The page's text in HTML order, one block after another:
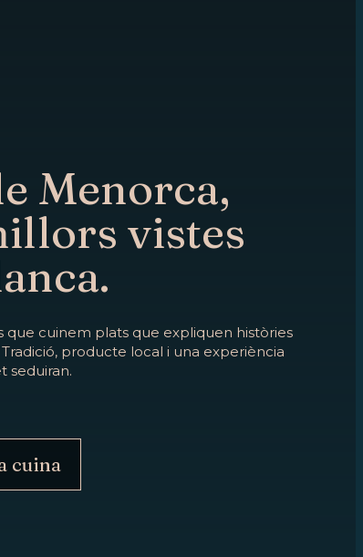
Menorca,
vistes
que cuinem plats que expliquen històries
producte local i una experiència
seduiran.
cuina